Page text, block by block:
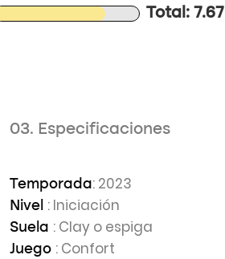
Total: 7.67
03. Especificaciones
Temporada: 2023
Nivel : Iniciación
Suela : Clay o espiga
Juego : Confort